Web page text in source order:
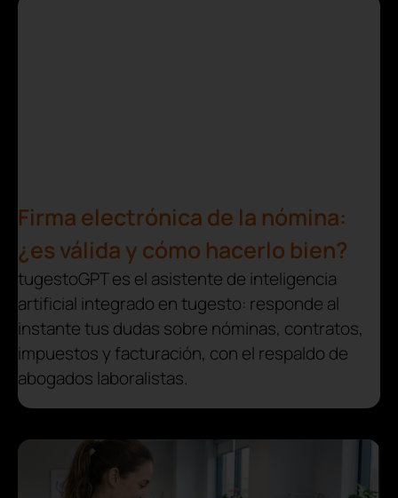
Firma electrónica de la nómina:
¿es válida y cómo hacerlo bien?
tugestoGPT es el asistente de inteligencia
artificial integrado en tugesto: responde al
instante tus dudas sobre nóminas, contratos,
impuestos y facturación, con el respaldo de
abogados laboralistas.